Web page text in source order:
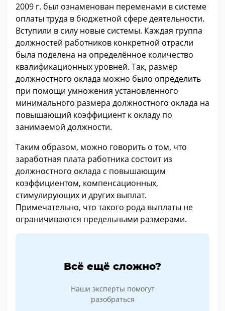
2009 г. был ознаменован переменами в системе
оплаты труда в бюджетной сфере деятельности.
Вступили в силу новые системы. Каждая группа
должностей работников конкретной отрасли
была поделена на определённое количество
квалификационных уровней. Так, размер
должностного оклада можно было определить
при помощи умножения установленного
минимального размера должностного оклада на
повышающий коэффициент к окладу по
занимаемой должности.
Таким образом, можно говорить о том, что
заработная плата работника состоит из
должностного оклада с повышающим
коэффициентом, компенсационных,
стимулирующих и других выплат.
Примечательно, что такого рода выплаты не
ограничиваются предельными размерами.
Всё ещё сложно?
Наши эксперты помогут
разобраться